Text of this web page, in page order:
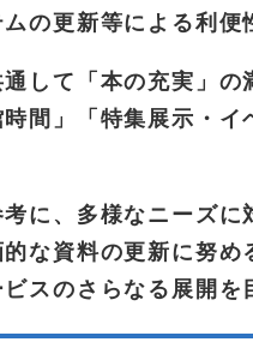
の更新等による利便
して「本の充実」の
間」「特集展示・
に、多様なニーズ
な資料の更新に努
スのさらなる展開を